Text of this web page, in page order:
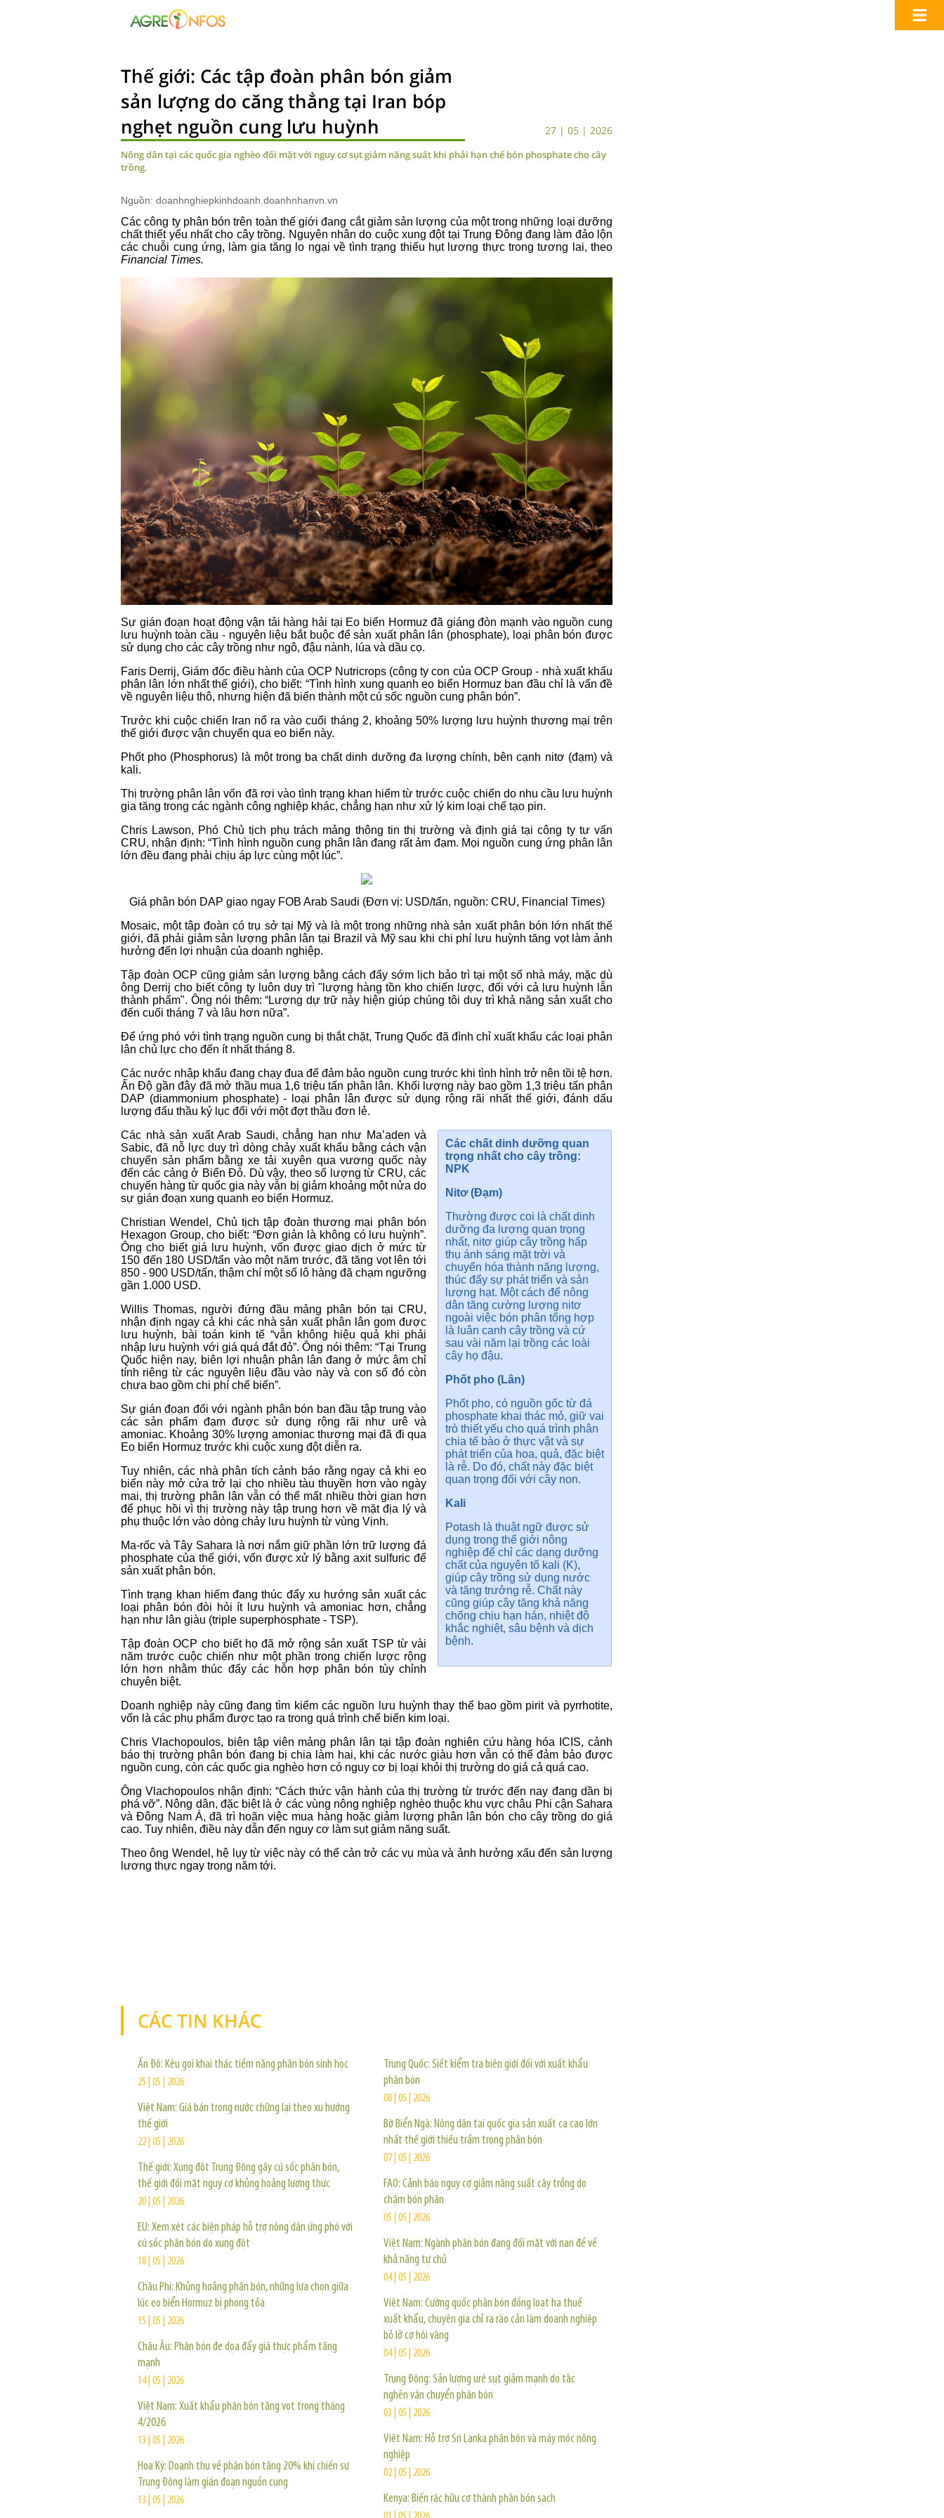
Thế giới: Các tập đoàn phân bón giảm
sản lượng do căng thẳng tại Iran bóp
nghẹt nguồn cung lưu huỳnh
27 | 05 | 2026
Nông dân tại các quốc gia nghèo đối mặt với nguy cơ sụt giảm năng suất khi phải hạn chế bón phosphate cho cây
trồng.
Nguồn: doanhnghiepkinhdoanh.doanhnhanvn.vn
Các công ty phân bón trên toàn thế giới đang cắt giảm sản lượng của một trong những loại dưỡng
chất thiết yếu nhất cho cây trồng. Nguyên nhân do cuộc xung đột tại Trung Đông đang làm đảo lộn
các chuỗi cung ứng, làm gia tăng lo ngại về tình trạng thiếu hụt lương thực trong tương lai, theo
Financial Times.
Sự gián đoạn hoạt động vận tải hàng hải tại Eo biển Hormuz đã giáng đòn mạnh vào nguồn cung
lưu huỳnh toàn cầu - nguyên liệu bắt buộc để sản xuất phân lân (phosphate), loại phân bón được
sử dụng cho các cây trồng như ngô, đậu nành, lúa và dầu cọ.
Faris Derrij, Giám đốc điều hành của OCP Nutricrops (công ty con của OCP Group - nhà xuất khẩu
phân lân lớn nhất thế giới), cho biết: “Tình hình xung quanh eo biển Hormuz ban đầu chỉ là vấn đề
về nguyên liệu thô, nhưng hiện đã biến thành một cú sốc nguồn cung phân bón”.
Trước khi cuộc chiến Iran nổ ra vào cuối tháng 2, khoảng 50% lượng lưu huỳnh thương mại trên
thế giới được vận chuyển qua eo biển này.
Phốt pho (Phosphorus) là một trong ba chất dinh dưỡng đa lượng chính, bên cạnh nitơ (đạm) và
kali.
Thị trường phân lân vốn đã rơi vào tình trạng khan hiếm từ trước cuộc chiến do nhu cầu lưu huỳnh
gia tăng trong các ngành công nghiệp khác, chẳng hạn như xử lý kim loại chế tạo pin.
Chris Lawson, Phó Chủ tịch phụ trách mảng thông tin thị trường và định giá tại công ty tư vấn
CRU, nhận định: “Tình hình nguồn cung phân lân đang rất ảm đạm. Mọi nguồn cung ứng phân lân
lớn đều đang phải chịu áp lực cùng một lúc”.
Giá phân bón DAP giao ngay FOB Arab Saudi (Đơn vị: USD/tấn, nguồn: CRU, Financial Times)
Mosaic, một tập đoàn có trụ sở tại Mỹ và là một trong những nhà sản xuất phân bón lớn nhất thế
giới, đã phải giảm sản lượng phân lân tại Brazil và Mỹ sau khi chi phí lưu huỳnh tăng vọt làm ảnh
hưởng đến lợi nhuận của doanh nghiệp.
Tập đoàn OCP cũng giảm sản lượng bằng cách đẩy sớm lịch bảo trì tại một số nhà máy, mặc dù
ông Derrij cho biết công ty luôn duy trì "lượng hàng tồn kho chiến lược, đối với cả lưu huỳnh lẫn
thành phẩm". Ông nói thêm: “Lượng dự trữ này hiện giúp chúng tôi duy trì khả năng sản xuất cho
đến cuối tháng 7 và lâu hơn nữa”.
Để ứng phó với tình trạng nguồn cung bị thắt chặt, Trung Quốc đã đình chỉ xuất khẩu các loại phân
lân chủ lực cho đến ít nhất tháng 8.
Các nước nhập khẩu đang chạy đua để đảm bảo nguồn cung trước khi tình hình trở nên tồi tệ hơn.
Ấn Độ gần đây đã mở thầu mua 1,6 triệu tấn phân lân. Khối lượng này bao gồm 1,3 triệu tấn phân
DAP (diammonium phosphate) - loại phân lân được sử dụng rộng rãi nhất thế giới, đánh dấu
lượng đấu thầu kỷ lục đối với một đợt thầu đơn lẻ.
Các chất dinh dưỡng quan
trọng nhất cho cây trồng:
NPK
Nitơ (Đạm)
Thường được coi là chất dinh
dưỡng đa lượng quan trọng
nhất, nitơ giúp cây trồng hấp
thụ ánh sáng mặt trời và
chuyển hóa thành năng lượng,
thúc đẩy sự phát triển và sản
lượng hạt. Một cách để nông
dân tăng cường lượng nitơ
ngoài việc bón phân tổng hợp
là luân canh cây trồng và cứ
sau vài năm lại trồng các loài
cây họ đậu.
Phốt pho (Lân)
Phốt pho, có nguồn gốc từ đá
phosphate khai thác mỏ, giữ vai
trò thiết yếu cho quá trình phân
chia tế bào ở thực vật và sự
phát triển của hoa, quả, đặc biệt
là rễ. Do đó, chất này đặc biệt
quan trọng đối với cây non.
Kali
Potash là thuật ngữ được sử
dụng trong thế giới nông
nghiệp để chỉ các dạng dưỡng
chất của nguyên tố kali (K),
giúp cây trồng sử dụng nước
và tăng trưởng rễ. Chất này
cũng giúp cây tăng khả năng
chống chịu hạn hán, nhiệt độ
khắc nghiệt, sâu bệnh và dịch
bệnh.
Các nhà sản xuất Arab Saudi, chẳng hạn như Ma’aden và
Sabic, đã nỗ lực duy trì dòng chảy xuất khẩu bằng cách vận
chuyển sản phẩm bằng xe tải xuyên qua vương quốc này
đến các cảng ở Biển Đỏ. Dù vậy, theo số lượng từ CRU, các
chuyến hàng từ quốc gia này vẫn bị giảm khoảng một nửa do
sự gián đoạn xung quanh eo biển Hormuz.
Christian Wendel, Chủ tịch tập đoàn thương mại phân bón
Hexagon Group, cho biết: “Đơn giản là không có lưu huỳnh”.
Ông cho biết giá lưu huỳnh, vốn được giao dịch ở mức từ
150 đến 180 USD/tấn vào một năm trước, đã tăng vọt lên tới
850 - 900 USD/tấn, thậm chí một số lô hàng đã chạm ngưỡng
gần 1.000 USD.
Willis Thomas, người đứng đầu mảng phân bón tại CRU,
nhận định ngay cả khi các nhà sản xuất phân lân gom được
lưu huỳnh, bài toán kinh tế “vẫn không hiệu quả khi phải
nhập lưu huỳnh với giá quá đắt đỏ”. Ông nói thêm: “Tại Trung
Quốc hiện nay, biên lợi nhuận phân lân đang ở mức âm chỉ
tính riêng từ các nguyên liệu đầu vào này và con số đó còn
chưa bao gồm chi phí chế biến”.
Sự gián đoạn đối với ngành phân bón ban đầu tập trung vào
các sản phẩm đạm được sử dụng rộng rãi như urê và
amoniac. Khoảng 30% lượng amoniac thương mại đã đi qua
Eo biển Hormuz trước khi cuộc xung đột diễn ra.
Tuy nhiên, các nhà phân tích cảnh báo rằng ngay cả khi eo
biển này mở cửa trở lại cho nhiều tàu thuyền hơn vào ngày
mai, thị trường phân lân vẫn có thể mất nhiều thời gian hơn
để phục hồi vì thị trường này tập trung hơn về mặt địa lý và
phụ thuộc lớn vào dòng chảy lưu huỳnh từ vùng Vịnh.
Ma-rốc và Tây Sahara là nơi nắm giữ phần lớn trữ lượng đá
phosphate của thế giới, vốn được xử lý bằng axit sulfuric để
sản xuất phân bón.
Tình trạng khan hiếm đang thúc đẩy xu hướng sản xuất các
loại phân bón đòi hỏi ít lưu huỳnh và amoniac hơn, chẳng
hạn như lân giàu (triple superphosphate - TSP).
Tập đoàn OCP cho biết họ đã mở rộng sản xuất TSP từ vài
năm trước cuộc chiến như một phần trong chiến lược rộng
lớn hơn nhằm thúc đẩy các hỗn hợp phân bón tùy chỉnh
chuyên biệt.
Doanh nghiệp này cũng đang tìm kiếm các nguồn lưu huỳnh thay thế bao gồm pirit và pyrrhotite,
vốn là các phụ phẩm được tạo ra trong quá trình chế biến kim loại.
Chris Vlachopoulos, biên tập viên mảng phân lân tại tập đoàn nghiên cứu hàng hóa ICIS, cảnh
báo thị trường phân bón đang bị chia làm hai, khi các nước giàu hơn vẫn có thể đảm bảo được
nguồn cung, còn các quốc gia nghèo hơn có nguy cơ bị loại khỏi thị trường do giá cả quá cao.
Ông Vlachopoulos nhận định: “Cách thức vận hành của thị trường từ trước đến nay đang dần bị
phá vỡ”. Nông dân, đặc biệt là ở các vùng nông nghiệp nghèo thuộc khu vực châu Phi cận Sahara
và Đông Nam Á, đã trì hoãn việc mua hàng hoặc giảm lượng phân lân bón cho cây trồng do giá
cao. Tuy nhiên, điều này dẫn đến nguy cơ làm sụt giảm năng suất.
Theo ông Wendel, hệ lụy từ việc này có thể cản trở các vụ mùa và ảnh hưởng xấu đến sản lượng
lương thực ngay trong năm tới.
CÁC TIN KHÁC
Ấn Độ: Kêu gọi khai thác tiềm năng phân bón sinh học
25 | 05 | 2026
Việt Nam: Giá bán trong nước chững lại theo xu hướng
thế giới
22 | 05 | 2026
Thế giới: Xung đột Trung Đông gây cú sốc phân bón,
thế giới đối mặt nguy cơ khủng hoảng lương thực
20 | 05 | 2026
EU: Xem xét các biện pháp hỗ trợ nông dân ứng phó với
cú sốc phân bón do xung đột
18 | 05 | 2026
Châu Phi: Khủng hoảng phân bón, những lựa chọn giữa
lúc eo biển Hormuz bị phong tỏa
15 | 05 | 2026
Châu Âu: Phân bón đe dọa đẩy giá thực phẩm tăng
mạnh
14 | 05 | 2026
Việt Nam: Xuất khẩu phân bón tăng vọt trong tháng
4/2026
13 | 05 | 2026
Hoa Kỳ: Doanh thu về phân bón tăng 20% khi chiến sự
Trung Đông làm gián đoạn nguồn cung
13 | 05 | 2026
Trung Quốc: Siết kiểm tra biên giới đối với xuất khẩu
phân bón
08 | 05 | 2026
Bờ Biển Ngà: Nông dân tại quốc gia sản xuất ca cao lớn
nhất thế giới thiếu trầm trọng phân bón
07 | 05 | 2026
FAO: Cảnh báo nguy cơ giảm năng suất cây trồng do
chậm bón phân
05 | 05 | 2026
Việt Nam: Ngành phân bón đang đối mặt với nan đề về
khả năng tự chủ
04 | 05 | 2026
Việt Nam: Cường quốc phân bón đồng loạt hạ thuế
xuất khẩu, chuyên gia chỉ ra rào cản làm doanh nghiệp
bỏ lỡ cơ hội vàng
04 | 05 | 2026
Trung Đông: Sản lượng urê sụt giảm mạnh do tắc
nghẽn vận chuyển phân bón
03 | 05 | 2026
Việt Nam: Hỗ trợ Sri Lanka phân bón và máy móc nông
nghiệp
02 | 05 | 2026
Kenya: Biến rác hữu cơ thành phân bón sạch